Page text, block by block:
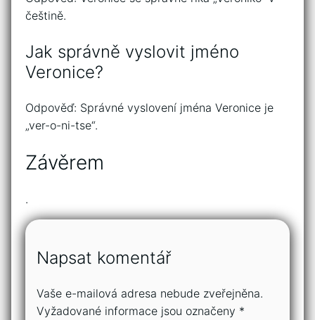
češtině.
Jak správně vyslovit jméno
Veronice?
Odpověď: Správné vyslovení jména Veronice je
„ver-o-ni-tse“.
Závěrem
.
Napsat komentář
Vaše e-mailová adresa nebude zveřejněna.
Vyžadované informace jsou označeny *